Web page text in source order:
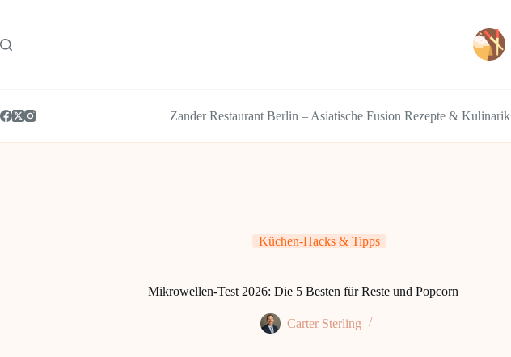
Zander Restaurant Berlin – Asiatische Fusion Rezepte & Kulinarik
Küchen-Hacks & Tipps
Mikrowellen-Test 2026: Die 5 Besten für Reste und Popcorn
Carter Sterling